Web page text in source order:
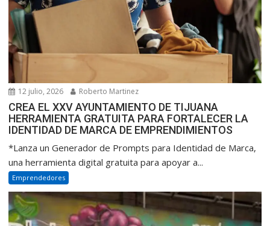
12 julio, 2026 Roberto Martinez
CREA EL XXV AYUNTAMIENTO DE TIJUANA
HERRAMIENTA GRATUITA PARA FORTALECER LA
IDENTIDAD DE MARCA DE EMPRENDIMIENTOS
*Lanza un Generador de Prompts para Identidad de Marca,
una herramienta digital gratuita para apoyar a...
Emprendedores